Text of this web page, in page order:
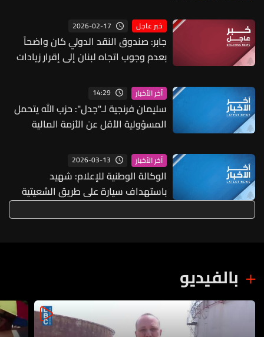
خبر عاجل 2026-02-17
جابر: صندوق النقد الدولي كان واضحاً
بعدم وجوب اتجاه لبنان إلى إقرار زيادات
الأزمة السابقة
آخر الأخبار 14:29
سليمان فرنجية لـ"جدل": حزب الله يتحمل
المسؤولية الأقل عن الأزمة المالية
كيف يدير الدولة
آخر الأخبار 2026-03-13
الوكالة الوطنية للإعلام: شهيد
باستهداف سيارة على طريق الشعيتية
بالفيديو